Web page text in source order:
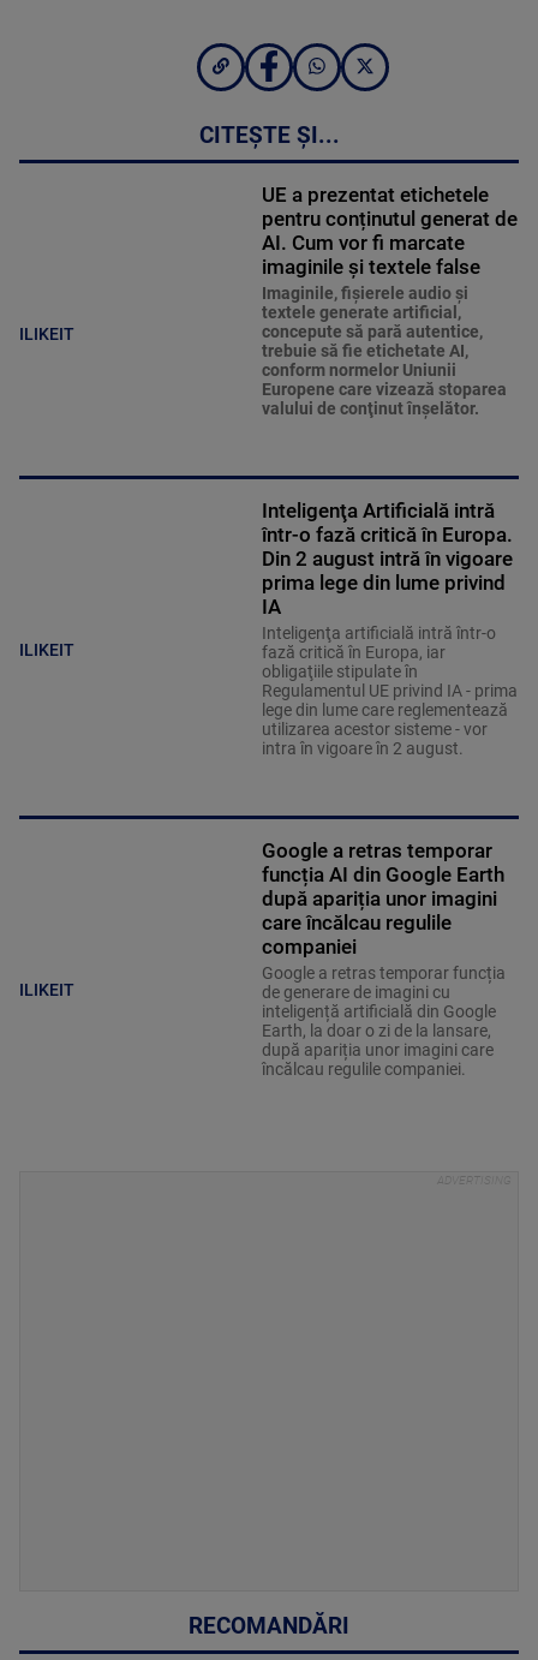
CITEȘTE ȘI...
ILIKEIT
UE a prezentat etichetele
pentru conținutul generat de
AI. Cum vor fi marcate
imaginile și textele false
Imaginile, fişierele audio şi
textele generate artificial,
concepute să pară autentice,
trebuie să fie etichetate AI,
conform normelor Uniunii
Europene care vizează stoparea
valului de conţinut înşelător.
ILIKEIT
Inteligenţa Artificială intră
într-o fază critică în Europa.
Din 2 august intră în vigoare
prima lege din lume privind
IA
Inteligenţa artificială intră într-o
fază critică în Europa, iar
obligaţiile stipulate în
Regulamentul UE privind IA - prima
lege din lume care reglementează
utilizarea acestor sisteme - vor
intra în vigoare în 2 august.
ILIKEIT
Google a retras temporar
funcția AI din Google Earth
după apariția unor imagini
care încălcau regulile
companiei
Google a retras temporar funcția
de generare de imagini cu
inteligență artificială din Google
Earth, la doar o zi de la lansare,
după apariția unor imagini care
încălcau regulile companiei.
RECOMANDĂRI